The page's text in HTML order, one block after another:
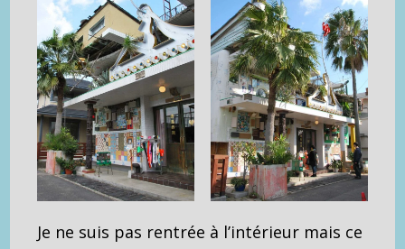
Je ne suis pas rentrée à l’intérieur mais ce